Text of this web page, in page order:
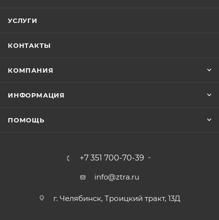
УСЛУГИ
КОНТАКТЫ
КОМПАНИЯ
ИНФОРМАЦИЯ
ПОМОЩЬ
+7 351 700-70-39
info@ztra.ru
г. Челябинск, Троицкий тракт, 13Д